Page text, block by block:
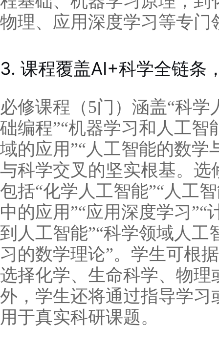
物理、应用深度学习等专门
3. 课程覆盖AI+科学全链条
必修课程（5门）涵盖“科学
础编程”“机器学习和人工智
域的应用”“人工智能的数
与科学交叉的坚实根基。选
包括“化学人工智能”“人工
中的应用”“应用深度学习”“
到人工智能”“科学领域人工
习的数学理论”。学生可根
选择化学、生命科学、物
外，学生还将通过指导学
用于真实科研课题。